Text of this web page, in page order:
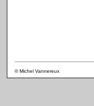
© Michel Vannereux